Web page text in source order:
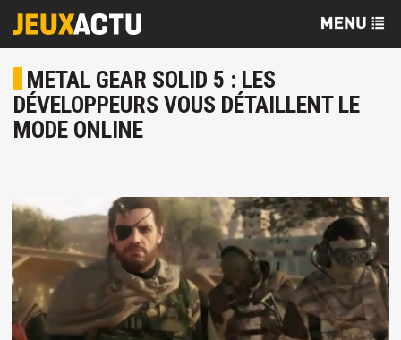
METAL GEAR SOLID 5 : LES
DÉVELOPPEURS VOUS DÉTAILLENT LE
MODE ONLINE